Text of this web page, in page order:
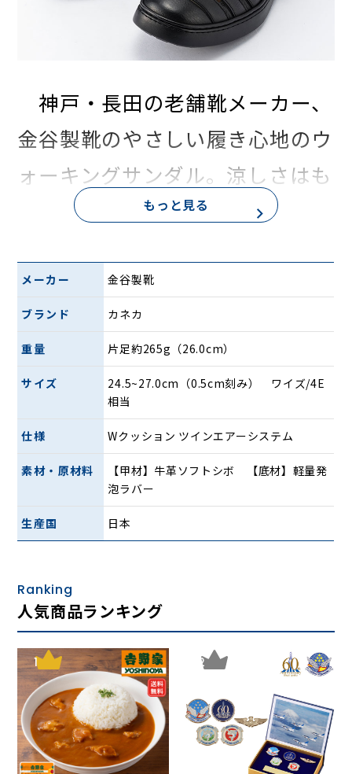
神戸・長田の老舗靴メーカー、
金谷製靴のやさしい履き心地のウ
ォーキングサンダル。涼しさはも
ちろん、足にフィットするデザイ
くいのが特長です。アッパー部分
にはシボ加工を施した柔らかな牛
革を使用しており、足によくなじ
みます。ベルト部分はゴム仕様と
なっているので脱ぎ履きも楽ら
く。ソールは軽くて疲れにくい発
泡ラバーソールです。幅広でゆっ
たりした4Eサイズ。日本製。
商品詳細
もっと見る
メーカー 金谷製靴
ブランド カネカ
重量 片足約265g（26.0cm）
サイズ
24.5~27.0cm（0.5cm刻み） ワイズ/4E
相当
仕様 Wクッション ツインエアーシステム
素材・原材料
【甲材】牛革ソフトシボ 【底材】軽量発
泡ラバー
生産国 日本
Ranking
人気商品ランキング
1 2